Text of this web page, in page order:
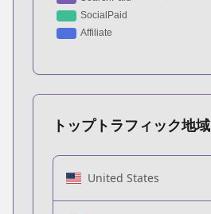
トップトラフィック地域
United States